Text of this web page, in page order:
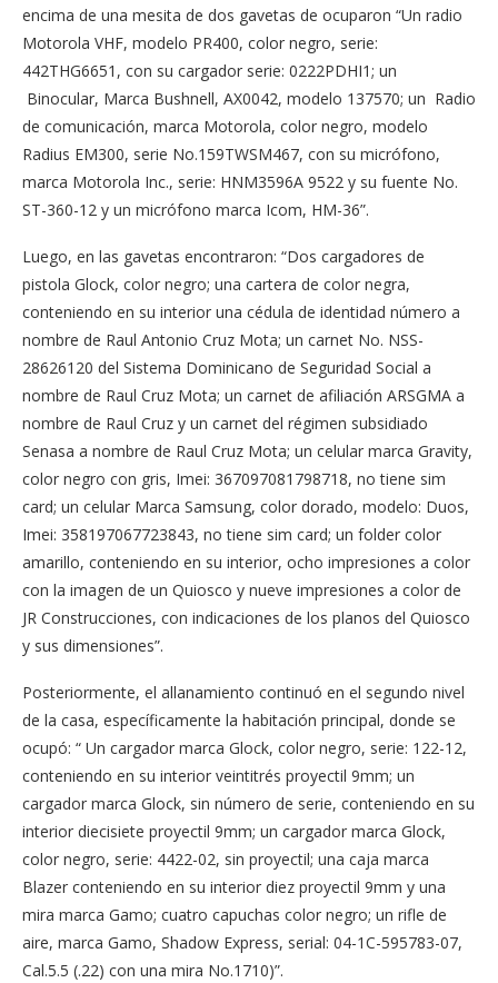
encima de una mesita de dos gavetas de ocuparon “Un radio
Motorola VHF, modelo PR400, color negro, serie:
442THG6651, con su cargador serie: 0222PDHI1; un
Binocular, Marca Bushnell, AX0042, modelo 137570; un Radio
de comunicación, marca Motorola, color negro, modelo
Radius EM300, serie No.159TWSM467, con su micrófono,
marca Motorola Inc., serie: HNM3596A 9522 y su fuente No.
ST-360-12 y un micrófono marca Icom, HM-36”.
Luego, en las gavetas encontraron: “Dos cargadores de
pistola Glock, color negro; una cartera de color negra,
conteniendo en su interior una cédula de identidad número a
nombre de Raul Antonio Cruz Mota; un carnet No. NSS-
28626120 del Sistema Dominicano de Seguridad Social a
nombre de Raul Cruz Mota; un carnet de afiliación ARSGMA a
nombre de Raul Cruz y un carnet del régimen subsidiado
Senasa a nombre de Raul Cruz Mota; un celular marca Gravity,
color negro con gris, Imei: 367097081798718, no tiene sim
card; un celular Marca Samsung, color dorado, modelo: Duos,
Imei: 358197067723843, no tiene sim card; un folder color
amarillo, conteniendo en su interior, ocho impresiones a color
con la imagen de un Quiosco y nueve impresiones a color de
JR Construcciones, con indicaciones de los planos del Quiosco
y sus dimensiones”.
Posteriormente, el allanamiento continuó en el segundo nivel
de la casa, específicamente la habitación principal, donde se
ocupó: “ Un cargador marca Glock, color negro, serie: 122-12,
conteniendo en su interior veintitrés proyectil 9mm; un
cargador marca Glock, sin número de serie, conteniendo en su
interior diecisiete proyectil 9mm; un cargador marca Glock,
color negro, serie: 4422-02, sin proyectil; una caja marca
Blazer conteniendo en su interior diez proyectil 9mm y una
mira marca Gamo; cuatro capuchas color negro; un rifle de
aire, marca Gamo, Shadow Express, serial: 04-1C-595783-07,
Cal.5.5 (.22) con una mira No.1710)”.